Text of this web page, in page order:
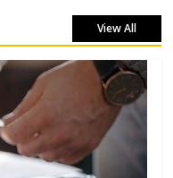
View All